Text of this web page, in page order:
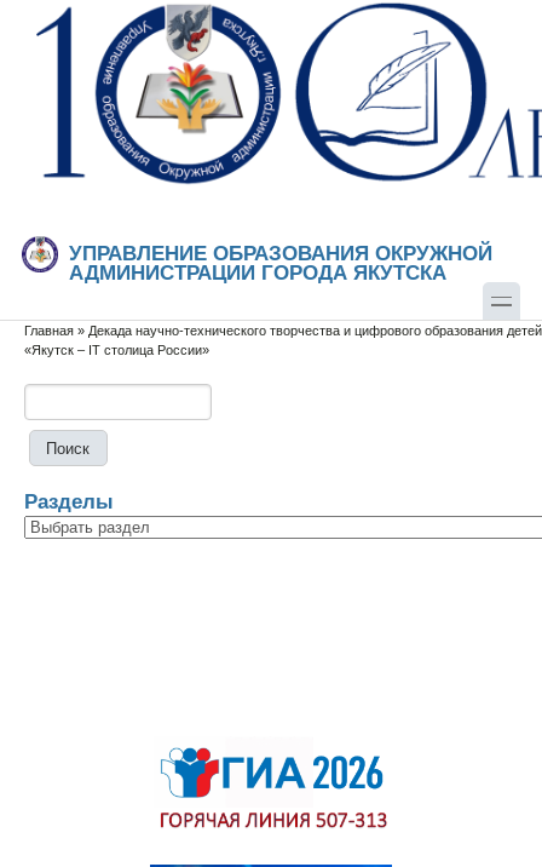
Перейти к основному содержанию
Skip to search
УПРАВЛЕНИЕ ОБРАЗОВАНИЯ ОКРУЖНОЙ
АДМИНИСТРАЦИИ ГОРОДА ЯКУТСКА
Вы здесь
Главная » Декада научно-технического творчества и цифрового образования детей
«Якутск – IT столица России»
Разделы